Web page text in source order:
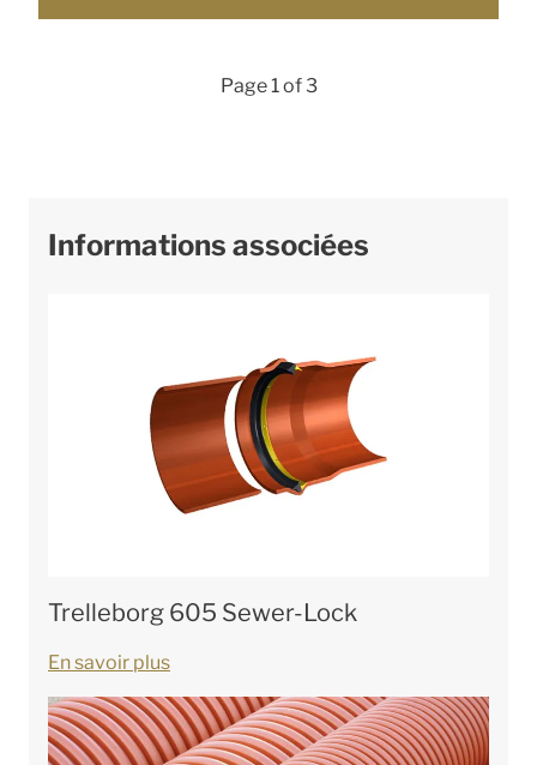
Page 1 of 3
Informations associées
Trelleborg 605 Sewer-Lock
En savoir plus